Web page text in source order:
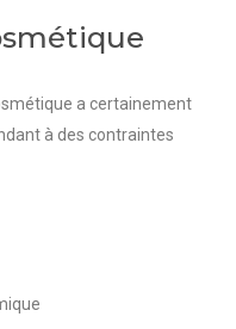
a certainement
à des contraintes